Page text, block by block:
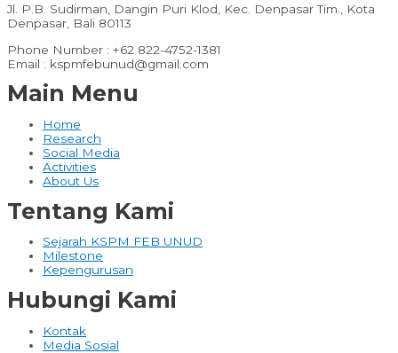
Jl. P.B. Sudirman, Dangin Puri Klod, Kec. Denpasar Tim., Kota
Denpasar, Bali 80113
Phone Number : +62 822-4752-1381
Email : kspmfebunud@gmail.com
Main Menu
Home
Research
Social Media
Activities
About Us
Tentang Kami
Sejarah KSPM FEB UNUD
Milestone
Kepengurusan
Hubungi Kami
Kontak
Media Sosial